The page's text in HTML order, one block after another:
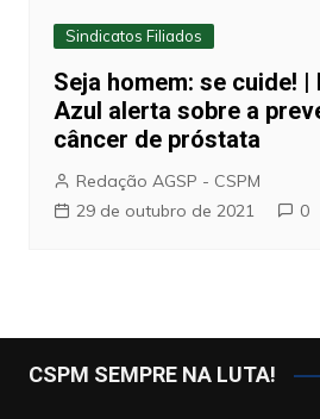
Sindicatos Filiados
Seja homem: se cuide! |
Azul alerta sobre a
câncer de próstata
Redação AGSP - CSPM
29 de outubro de 2021
0
CSPM SEMPRE NA LUTA!